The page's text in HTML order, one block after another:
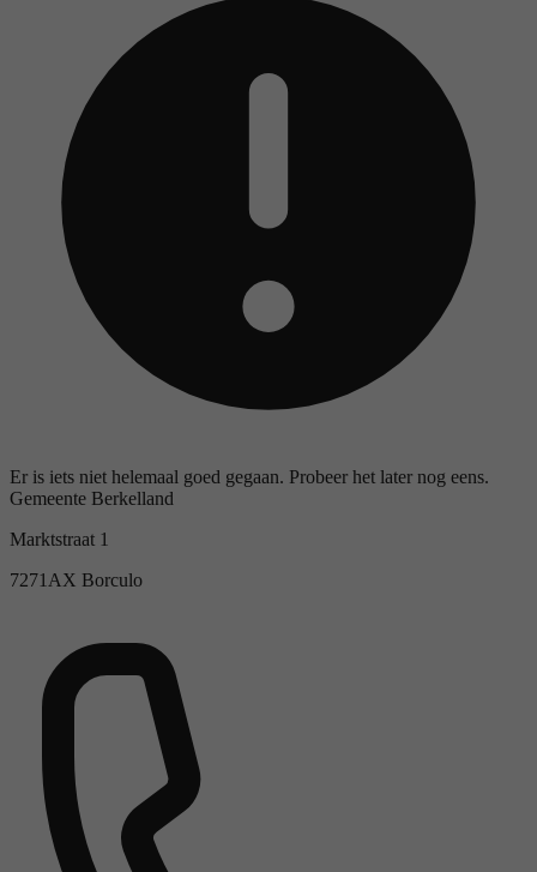
Er is iets niet helemaal goed gegaan. Probeer het later nog eens.
Gemeente Berkelland
Marktstraat 1
7271AX Borculo